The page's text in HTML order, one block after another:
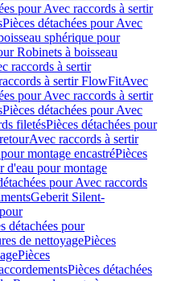
pour Avec raccords à sertir
Pièces détachées pour Avec
sphérique pour
Robinets à boisseau
raccords à sertir
à sertir FlowFitAvec
pour Avec raccords à sertir
Pièces détachées pour Avec
filetésPièces détachées pour
Avec raccords à sertir
montage encastréPièces
d'eau pour montage
pour Avec raccords
Geberit Silent-
détachées pour
de nettoyagePièces
Pièces
Pièces détachées